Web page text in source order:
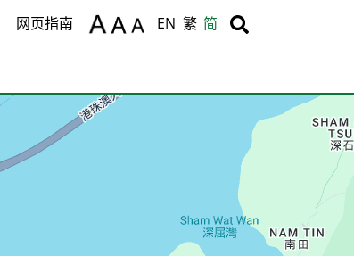
Body
网页指南 EN 繁 简 Body